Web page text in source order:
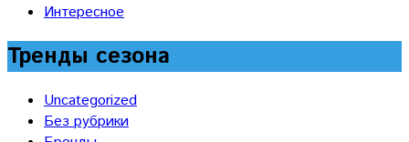
Интересное
Тренды сезона
Uncategorized
Без рубрики